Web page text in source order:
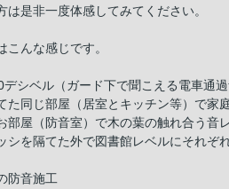
は是非一度体感してみてください。
こんな感じです。
シベル（ガード下で聞こえる電車通過
た同じ部屋（居室とキッチン等）で家
部屋（防音室）で木の葉の触れ合う音
シを隔てた外で図書館レベルにそれぞ
防音施工